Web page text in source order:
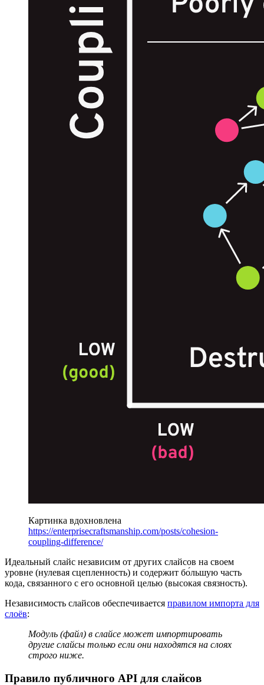
Картинка вдохновлена
https://enterprisecraftsmanship.com/posts/cohesion-
coupling-difference/
Идеальный слайс независим от других слайсов на своем
уровне (нулевая сцепленность) и содержит бо́льшую часть
кода, связанного с его основной целью (высокая связность).
Независимость слайсов обеспечивается правилом импорта для
слоёв:
Модуль (файл) в слайсе может импортировать
другие слайсы только если они находятся на слоях
строго ниже.
Правило публичного API для слайсов